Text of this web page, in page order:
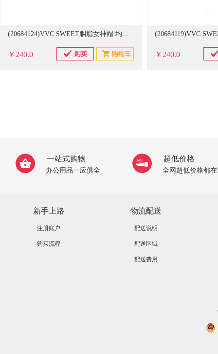
(20684124)VVC SWEET胭脂女神帽 均码 防晒帽 渐变紫(单位：只)
￥240.0 ￥240.0
一站式购物
办公用品一应俱全
超低价格
全网超低价格都
新手上路
注册账户
购买流程
物流配送
配送说明
配送区域
配送费用